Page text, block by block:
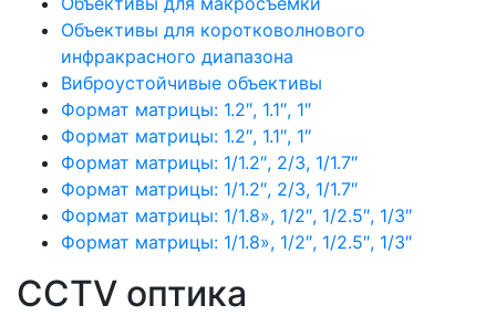
Объективы для коротковолнового
инфракрасного диапазона
Виброустойчивые объективы
Формат матрицы: 1.2″, 1.1″, 1″
Формат матрицы: 1.2″, 1.1″, 1″
Формат матрицы: 1/1.2″, 2/3, 1/1.7″
Формат матрицы: 1/1.2″, 2/3, 1/1.7″
Формат матрицы: 1/1.8», 1/2″, 1/2.5″, 1/3″
Формат матрицы: 1/1.8», 1/2″, 1/2.5″, 1/3″
CCTV оптика